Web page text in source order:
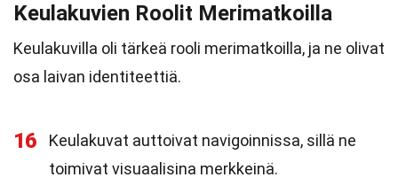
Keulakuvien Roolit Merimatkoilla
Keulakuvilla oli tärkeä rooli merimatkoilla, ja ne olivat
osa laivan identiteettiä.
16
Keulakuvat auttoivat navigoinnissa, sillä ne
toimivat visuaalisina merkkeinä.